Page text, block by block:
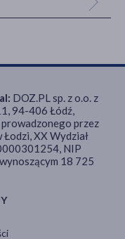
DOZ.PL sp. z o.o. z
94-406 Łódź,
przez
XX Wydział
NIP
18 725